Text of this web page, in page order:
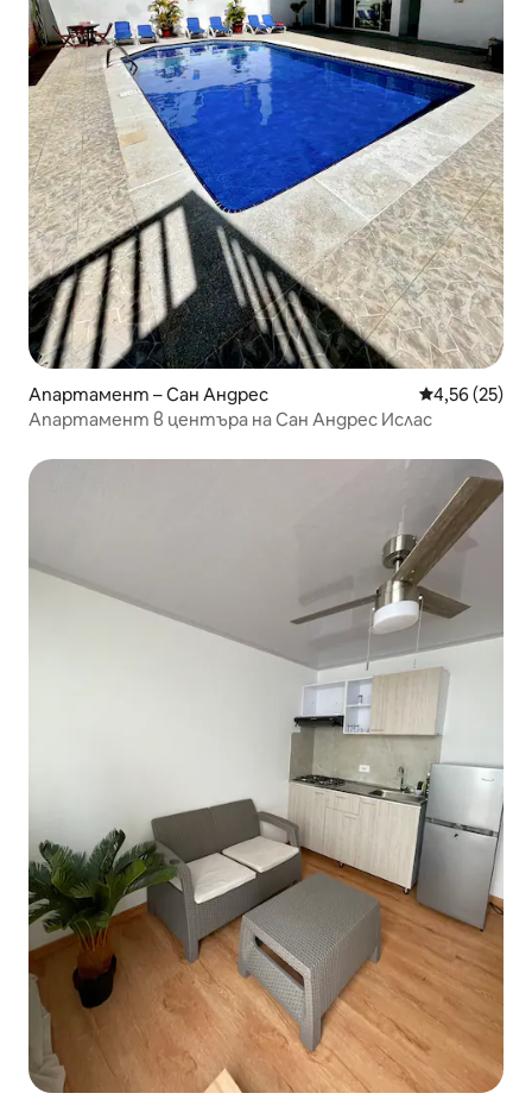
Апартамент – Сан Андрес Средна
4,56 (25)
Апартамент в центъра на Сан Андрес Ислас